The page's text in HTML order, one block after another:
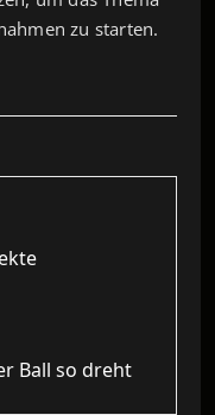
zu starten.
Ball so dreht